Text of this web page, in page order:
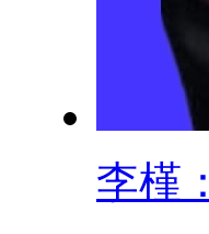
李槿